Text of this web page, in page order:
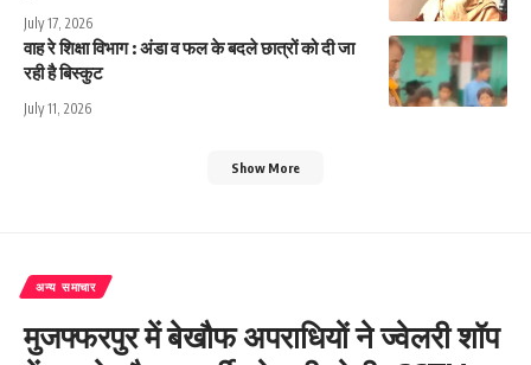
July 17, 2026
वाह रे शिक्षा विभाग : अंडा व फल के बदले छात्रों को दी जा
रही है बिस्कुट
July 11, 2026
Show More
अन्य समाचार
मुजफ्फरपुर में बेखौफ अपराधियों ने ज्वेलरी शॉप